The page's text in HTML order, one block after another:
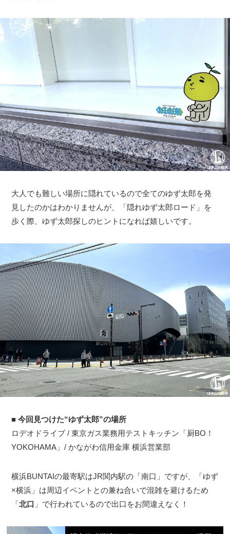
大人でも難しい場所に隠れているので全てのゆず太郎を発
見したのかはわかりませんが、「隠れゆず太郎ロード」を
歩く際、ゆず太郎探しのヒントになれば嬉しいです。
■今回見つけた“ゆず太郎”の場所
ロデオドライブ / 東京ガス業務用テストキッチン「厨BO！
YOKOHAMA」/ かながわ信用金庫 横浜営業部
横浜BUNTAIの最寄駅はJR関内駅の「南口」ですが、「ゆず
×横浜」は周辺イベントとの兼ね合いで混雑を避けるため
「北口 」で行われているので出口をお間違えなく！